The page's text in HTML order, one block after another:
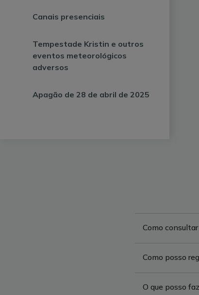
Canais presenciais
Tempestade Kristin e outros
eventos meteorológicos
adversos
Apagão de 28 de abril de 2025
Como
Como posso
O que posso